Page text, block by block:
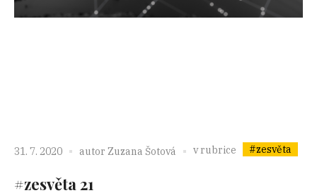
31. 7. 2020 autor Zuzana Šotová v rubrice #zesvěta
#zesvěta 21